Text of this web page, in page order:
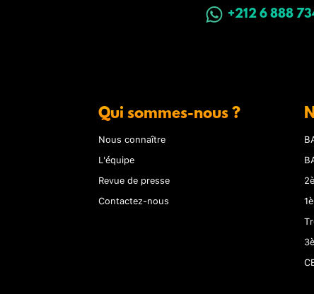
+212 6 888
Qui sommes-nous ?
Nous connaître
L'équipe
Revue de presse
Contactez-nous